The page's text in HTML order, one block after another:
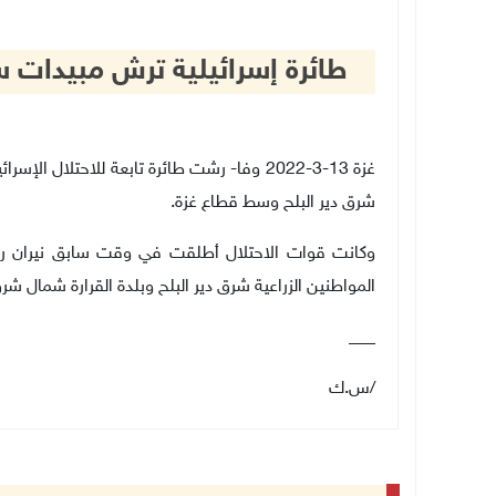
طائرة إسرائيلية ترش
غزة 13-3-2022 وفا- رشت طائرة تابعة
شرق دير البلح وسط قطاع غزة.
وكانت قوات الاحتلال أطلقت في وقت سابق نيران
المواطنين الزراعية شرق دير البلح وبلدة القرارة
___
/س.ك